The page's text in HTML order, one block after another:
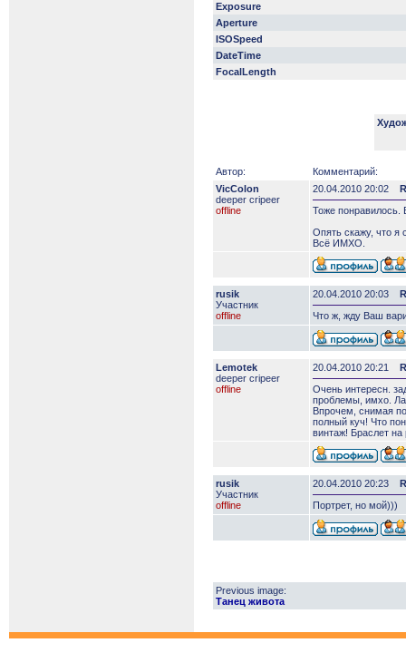
Exposure
Aperture
ISOSpeed
DateTime
FocalLength
Автор:
Комментарий:
VicColon
deeper сripeer
offline
20.04.2010 20:02
Тоже понравилось.
Опять скажу, что я
Всё ИМХО.
rusik
Участник
offline
20.04.2010 20:03
Что ж, жду Ваш
Lemotek
deeper сripeer
offline
20.04.2010 20:21
Очень интересн.
проблемы, имхо.
Впрочем, снимая
полный куч! Что
винтаж! Браслет на
rusik
Участник
offline
20.04.2010 20:23
Портрет, но мой)))
Previous image:
Танец живота